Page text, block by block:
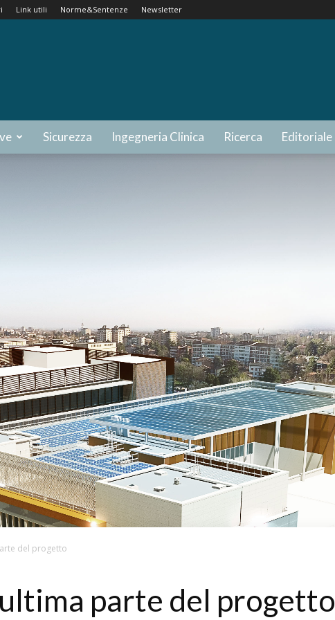
Link utili Norme&Sentenze Newsletter
Sicurezza Ingegneria Clinica Ricerca Editoriale
del progetto
parte del progetto